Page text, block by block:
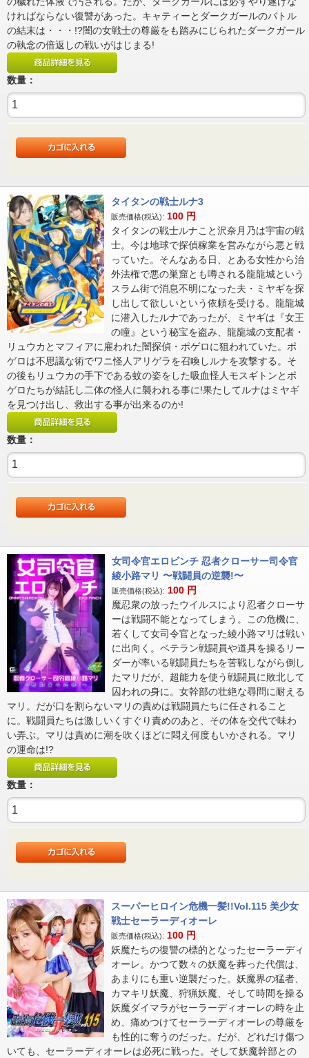
ければならない復讐があった。キャティーとダークガールのバトル
の結末は・・・!?闇の女戦士の尊厳をも踏みにじられたダークガール
の執念の倍返しの戦いがはじまる!
数量：
タイタンの戦士ルナ3
販売価格(税込): 100 円
タイタンの戦士ルナこと沢奈月乃は宇宙の戦
士。今は地球で探偵稼業を営みながら悪と戦
っていた。そんなある日、とある女性から治
外法権で悪の巣窟とも噂される龍龍城という
スラム街で消息不明になった夫・ミヤギを探
し出して欲しいという依頼を受ける。龍龍城
に潜入したルナであったが、ミヤギは『女王
の瞳』という秘宝を盗み、龍龍城の支配者・
リュウカとマフィアに雇われた闇探偵・ポゲロに狙われていた。ポ
ゲロは不思議な術でワニ怪人アリゲラを召喚しルナを攻撃する。そ
の後もリュウカの手下である蚊の姿をした吸血怪人モスギトンとポ
ゲロたちが結託し二体の怪人に襲われる事に!果たしてルナはミヤギ
を見つけ出し、救出する事が出来るのか!
数量：
女司令官エロピンチ 忍者クローサー司令官
綾小路マリ 〜戦闘員の逆襲!〜
販売価格(税込): 100 円
魔忍衆の放ったウイルスにより忍者クローサ
ーは戦闘不能となってしまう。この危機に、
若くして女司令官となった綾小路マリは戦い
に出向く。ベテラン戦闘員や道具を操るリー
ダーが率いる戦闘員たちを苦戦しながら倒し
たマリだが、超能力を使う戦闘員に敗北して
囚われの身に。女幹部の壮絶な尋問に耐える
マリ。だが口を割らないマリの責めは戦闘員たちに任されること
に。戦闘員たちは激しいくすぐり責めのあと、その体を交代で味わ
い弄ぶ。マリは責めに潮を吹くほどに悶え何度もいかされる。マリ
の運命は!?
数量：
スーパーヒロイン危機一髪!!Vol.115 美少女
戦士セーラーディオーレ
販売価格(税込): 100 円
妖魔たちの復讐の標的となったセーラーディ
オーレ。かつて数々の妖魔を葬った代償は、
あまりにも重い逆襲だった。妖魔界の猛者、
カマキリ妖魔、狩猟妖魔、そして時間を操る
妖魔ダイマラがセーラーディオーレの時を止
め、痛めつけてセーラーディオーレの尊厳を
も性的に奪うのだった。だが、どれだけ傷つ
いても、セーラーディオーレは必死に戦った。そして妖魔幹部との